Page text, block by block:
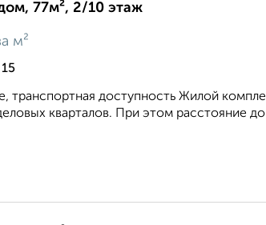
77м², 2/10 этаж
м²
транспортная доступность Жилой
кварталов. При этом расстояние до